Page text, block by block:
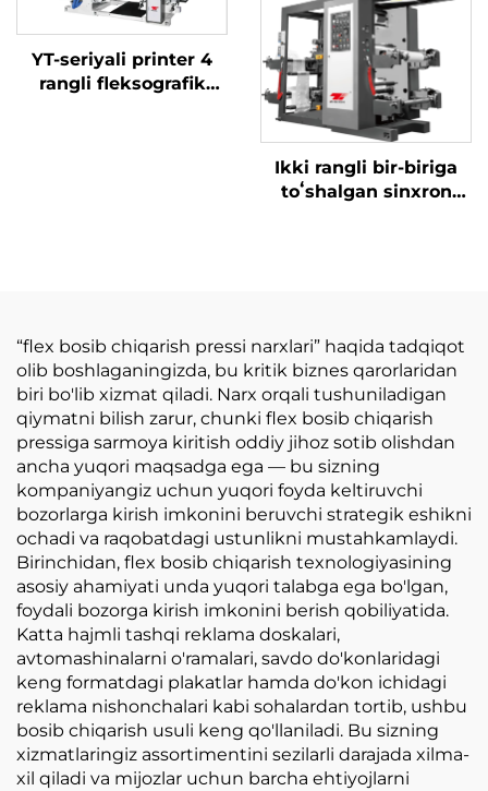
YT-seriyali printer 4
rangli fleksografik
Ikki rangli bir-biriga
toʻshalgan sinxron
“flex bosib chiqarish pressi narxlari” haqida tadqiqot
olib boshlaganingizda, bu kritik biznes qarorlaridan
biri bo'lib xizmat qiladi. Narx orqali tushuniladigan
qiymatni bilish zarur, chunki flex bosib chiqarish
pressiga sarmoya kiritish oddiy jihoz sotib olishdan
ancha yuqori maqsadga ega — bu sizning
kompaniyangiz uchun yuqori foyda keltiruvchi
bozorlarga kirish imkonini beruvchi strategik eshikni
ochadi va raqobatdagi ustunlikni mustahkamlaydi.
Birinchidan, flex bosib chiqarish texnologiyasining
asosiy ahamiyati unda yuqori talabga ega bo'lgan,
foydali bozorga kirish imkonini berish qobiliyatida.
Katta hajmli tashqi reklama doskalari,
avtomashinalarni o'ramalari, savdo do'konlaridagi
keng formatdagi plakatlar hamda do'kon ichidagi
reklama nishonchalari kabi sohalardan tortib, ushbu
bosib chiqarish usuli keng qo'llaniladi. Bu sizning
xizmatlaringiz assortimentini sezilarli darajada xilma-
xil qiladi va mijozlar uchun barcha ehtiyojlarni